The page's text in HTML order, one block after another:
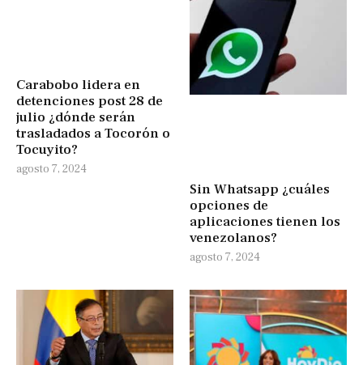
Carabobo lidera en
detenciones post 28 de
julio ¿dónde serán
trasladados a Tocorón o
Tocuyito?
agosto 7, 2024
Sin Whatsapp ¿cuáles
opciones de
aplicaciones tienen los
venezolanos?
agosto 7, 2024